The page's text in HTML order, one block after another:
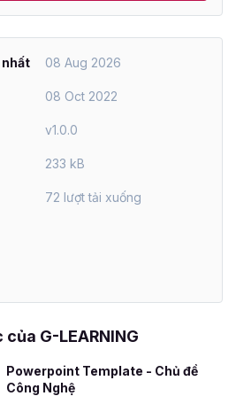
nhất 08 Aug 2026
08 Oct 2022
v1.0.0
233 kB
72 lượt tải xuống
G-LEARNING
Powerpoint Template - Chủ đề
Công Nghệ